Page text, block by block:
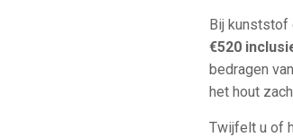
Bij kunststof
€520
bedragen
het hout
Twijfelt u of